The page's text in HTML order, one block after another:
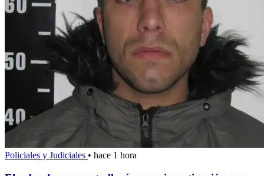
Policiales y Judiciales • hace 1 hora